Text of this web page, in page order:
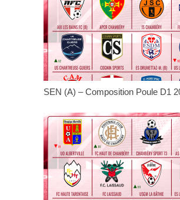
SEN (A) – Composition Poule D1